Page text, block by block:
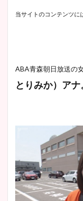
当サイトのコンテンツに
ABA青森朝日放送の
とりみか）アナ